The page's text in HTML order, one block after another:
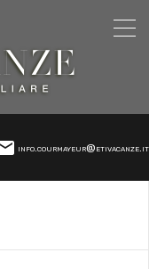
info.courmayeur@etivacanze.it